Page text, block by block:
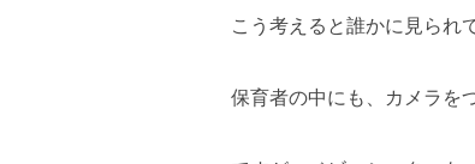
こう考えると誰かに見られ
保育者の中にも、カメラを